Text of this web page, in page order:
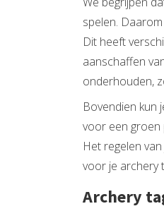
spelen.
Dit heeft
aanschaffen
onderhouden,
Bovendien kun
voor een groen
Het regelen
voor je archery
Archery